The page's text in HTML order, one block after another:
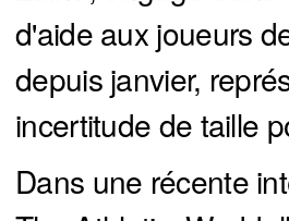
d'aide aux joueurs
depuis janvier,
incertitude de taille
Dans une récente